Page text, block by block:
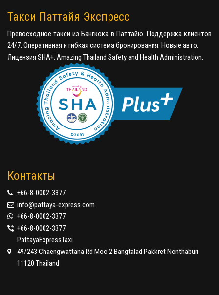
Такси Паттайя Экспресс
Превосходное такси из Бангкока в Паттайю. Поддержка клиентов
24/7. Оперативная и гибкая система бронирования. Новые авто.
Лицензия SHA+. Amazing Thailand Safety and Health Administration.
Контакты
+66-8-0002-3377
info@pattaya-express.com
+66-8-0002-3377
+66-8-0002-3377
PattayaExpressTaxi
49/243 Chaengwattana Rd Moo 2 Bangtalad Pakkret Nonthaburi
11120 Thailand